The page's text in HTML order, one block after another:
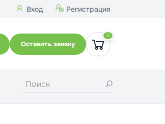
Вход Регистрация
Оставить заявку
0